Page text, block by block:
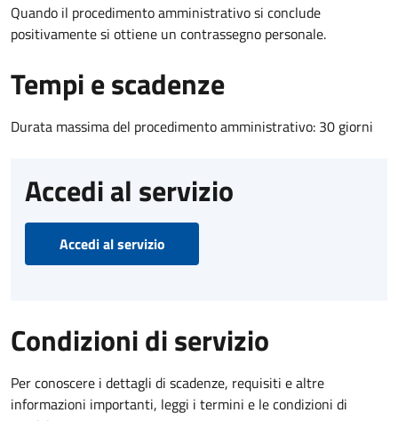
Quando il procedimento amministrativo si conclude
positivamente si ottiene un contrassegno personale.
Tempi e scadenze
Durata massima del procedimento amministrativo: 30 giorni
Accedi al servizio
Accedi al servizio
Condizioni di servizio
Per conoscere i dettagli di scadenze, requisiti e altre
informazioni importanti, leggi i termini e le condizioni di